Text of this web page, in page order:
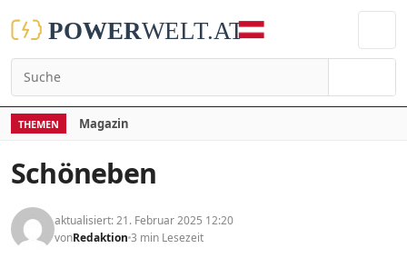
THEMEN Magazin
Schöneben
aktualisiert: 21. Februar 2025 12:20
vonRedaktion 3 min Lesezeit